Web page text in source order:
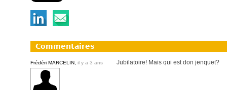
Commentaires
Frédéri MARCELIN, il y a 3 ans Jubilatoire! Mais qui est don jenquet?